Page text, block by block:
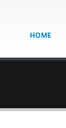
HOME